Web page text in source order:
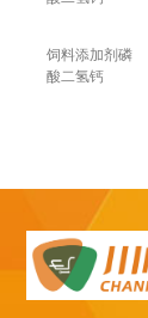
饲料添加剂磷
酸二氢钙